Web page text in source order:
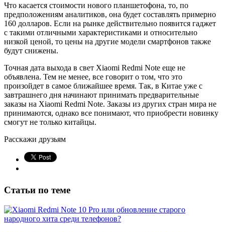
Что касается стоимости нового планшетофона, то, по
предположениям аналитиков, она будет составлять примерно
160 долларов. Если на рынке действительно появится гаджет
с такими отличными характеристиками и относительно
низкой ценой, то цены на другие модели смартфонов также
будут снижены.
Точная дата выхода в свет Xiaomi Redmi Note еще не
объявлена. Тем не менее, все говорит о том, что это
произойдет в самое ближайшее время. Так, в Китае уже с
завтрашнего дня начинают принимать предварительные
заказы на Xiaomi Redmi Note. Заказы из других стран мира не
принимаются, однако все понимают, что приобрести новинку
смогут не только китайцы.
Расскажи друзьям
Статьи по теме